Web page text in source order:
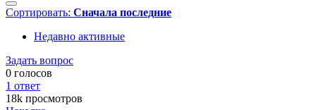
Сортировать: Сначала последние
Недавно активные
Задать вопрос
0 голосов
1 ответ
18k просмотров